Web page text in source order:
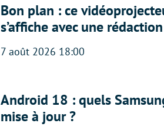
Bon plan : ce
s’affiche avec une
7 août 2026 18:00
Android 18 : quels
mise à jour ?